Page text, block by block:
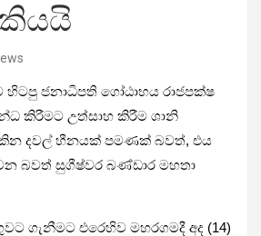
හිටපු ජනාධිපති ගෝඨාභය රාජපක්ෂ
කිරීමට උත්සාහ කිරීම ශානි
දවල් හීනයක් පමණක් බවත්, එය
බවත් සුගීෂ්වර බණ්ඩාර මහතා
ගැනීමට එරෙහිව මහරගමදී අද (14)